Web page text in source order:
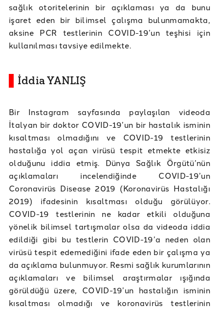
sağlık otoritelerinin bir açıklaması ya da bunu
işaret eden bir bilimsel çalışma bulunmamakta,
aksine PCR testlerinin COVID-19’un teşhisi için
kullanılması tavsiye edilmekte.
İddia YANLIŞ
Bir Instagram sayfasında paylaşılan videoda
İtalyan bir doktor COVID-19’un bir hastalık isminin
kısaltması olmadığını ve COVID-19 testlerinin
hastalığa yol açan virüsü tespit etmekte etkisiz
olduğunu iddia etmiş. Dünya Sağlık Örgütü’nün
açıklamaları incelendiğinde COVID-19’un
Coronavirüs Disease 2019 (Koronavirüs Hastalığı
2019) ifadesinin kısaltması olduğu görülüyor.
COVID-19 testlerinin ne kadar etkili olduğuna
yönelik bilimsel tartışmalar olsa da videoda iddia
edildiği gibi bu testlerin COVID-19’a neden olan
virüsü tespit edemediğini ifade eden bir çalışma ya
da açıklama bulunmuyor. Resmi sağlık kurumlarının
açıklamaları ve bilimsel araştırmalar ışığında
görüldüğü üzere, COVID-19’un hastalığın isminin
kısaltması olmadığı ve koronavirüs testlerinin